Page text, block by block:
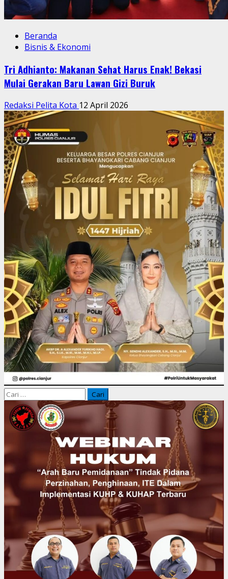
Beranda
Bisnis & Ekonomi
Tri Adhianto: Makanan Sehat Harus Enak! Bekasi
Mulai Gerakan Baru Lawan Gizi Buruk
Redaksi Pelita Kota 12 April 2026
Cari
untuk: